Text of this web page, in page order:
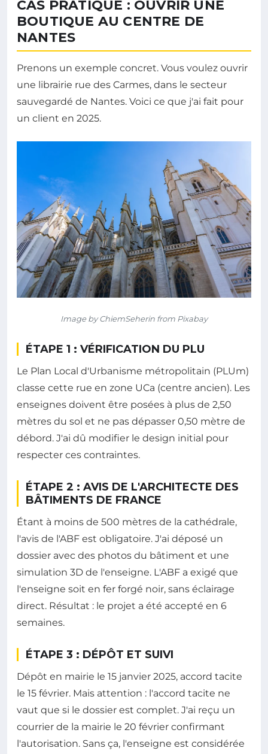
CAS PRATIQUE : OUVRIR UNE
BOUTIQUE AU CENTRE DE
NANTES
Prenons un exemple concret. Vous voulez ouvrir
une librairie rue des Carmes, dans le secteur
sauvegardé de Nantes. Voici ce que j'ai fait pour
un client en 2025.
Image by ChiemSeherin from Pixabay
ÉTAPE 1 : VÉRIFICATION DU PLU
Le Plan Local d'Urbanisme métropolitain (PLUm)
classe cette rue en zone UCa (centre ancien). Les
enseignes doivent être posées à plus de 2,50
mètres du sol et ne pas dépasser 0,50 mètre de
débord. J'ai dû modifier le design initial pour
respecter ces contraintes.
ÉTAPE 2 : AVIS DE L'ARCHITECTE DES
BÂTIMENTS DE FRANCE
Étant à moins de 500 mètres de la cathédrale,
l'avis de l'ABF est obligatoire. J'ai déposé un
dossier avec des photos du bâtiment et une
simulation 3D de l'enseigne. L'ABF a exigé que
l'enseigne soit en fer forgé noir, sans éclairage
direct. Résultat : le projet a été accepté en 6
semaines.
ÉTAPE 3 : DÉPÔT ET SUIVI
Dépôt en mairie le 15 janvier 2025, accord tacite
le 15 février. Mais attention : l'accord tacite ne
vaut que si le dossier est complet. J'ai reçu un
courrier de la mairie le 20 février confirmant
l'autorisation. Sans ça, l'enseigne est considérée